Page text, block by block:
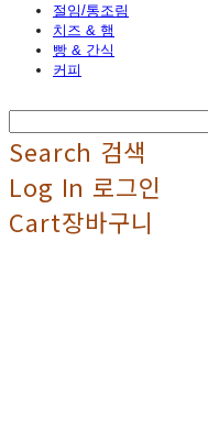
절임/통조림
치즈 & 햄
빵 & 간식
커피
Search 검색
Log In 로그인
Cart장바구니